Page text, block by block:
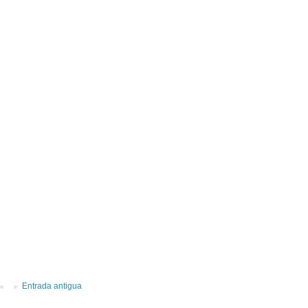
Entrada antigua